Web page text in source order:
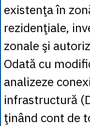
existenţa în
rezidenţiale,
zonale şi
Odată cu
analizeze
infrastructură
ţinând cont de